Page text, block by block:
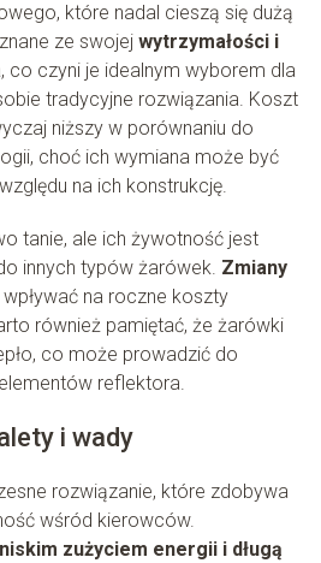
które nadal cieszą się dużą
ze swojej wytrzymałości i
, co czyni je idealnym wyborem dla
tradycyjne rozwiązania. Koszt
niższy w porównaniu do
choć ich wymiana może być
na ich konstrukcję.
tanie, ale ich żywotność jest
innych typów żarówek. Zmiany
na roczne koszty
również pamiętać, że żarówki
co może prowadzić do
reflektora.
i wady
rozwiązanie, które zdobywa
wśród kierowców.
niskim zużyciem energii i długą